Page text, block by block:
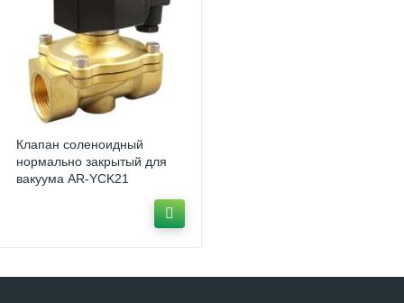
Клапан соленоидный
нормально закрытый для
вакуума AR-YCK21